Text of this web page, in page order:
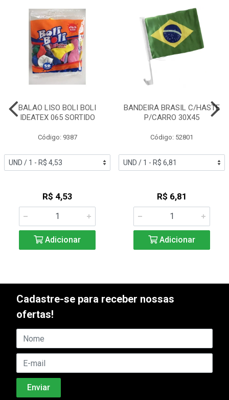
BALAO LISO BOLI BOLI
IDEATEX 065 SORTIDO
Código: 9387
R$ 4,53
Adicionar
BANDEIRA BRASIL C/HASTE
P/CARRO 30X45
Código: 52801
R$ 6,81
Adicionar
Cadastre-se para receber nossas
ofertas!